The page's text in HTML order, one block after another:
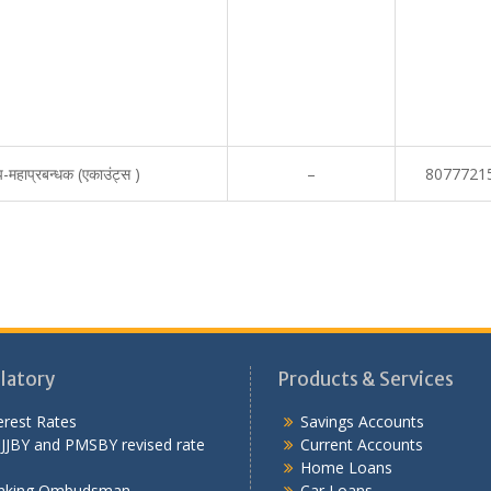
महाप्रबन्धक (एकाउंट्स ) –
Rates
and PMSBY revised rate
Products & Services
Savings Accounts
Current Accounts
Home Loans